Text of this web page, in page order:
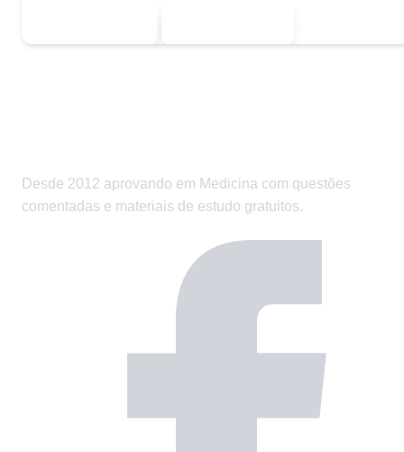
Desde 2012 aprovando em Medicina com questões
comentadas e materiais de estudo gratuitos.